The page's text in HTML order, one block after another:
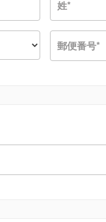
姓*
郵便番号*